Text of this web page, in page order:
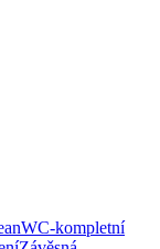
WC-kompletní